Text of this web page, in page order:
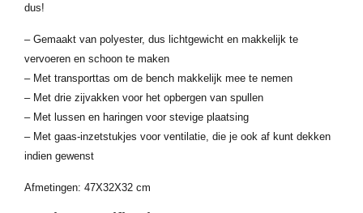
dus!
– Gemaakt van polyester, dus lichtgewicht en makkelijk te
vervoeren en schoon te maken
– Met transporttas om de bench makkelijk mee te nemen
– Met drie zijvakken voor het opbergen van spullen
– Met lussen en haringen voor stevige plaatsing
– Met gaas-inzetstukjes voor ventilatie, die je ook af kunt dekken
indien gewenst
Afmetingen: 47X32X32 cm